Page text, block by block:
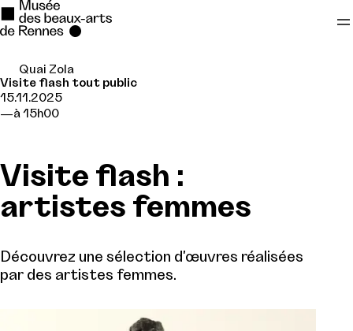
Se rendre au
Contenu principal
Quai Zola
Visite flash tout public
15.11.2025
à 15h00
Visite flash :
artistes femmes
Découvrez une sélection d'œuvres réalisées
par des artistes femmes.